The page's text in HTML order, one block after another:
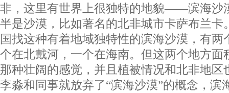
非，这里有世界上很独特的地貌——滨海沙
半是沙漠，比如著名的北非城市卡萨布
国找这种有着地域独特性的滨海沙漠，有两
个在北戴河，一个在海南。但这两个地方面
那种壮阔的感觉，并且植被情况和北非
李淼和同事就放弃了“滨海沙漠”的概念，滨